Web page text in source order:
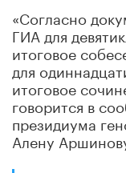
«Согласно
ГИА для
итоговое
для
итоговое
говорится в
президиума
Алену